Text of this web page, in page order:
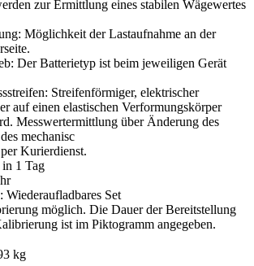
zur Ermittlung eines stabilen Wägewertes
Möglichkeit der Lastaufnahme an der
Der Batterietyp ist beim jeweiligen Gerät
Streifenförmiger, elektrischer
auf einen elastischen Verformungskörper
Messwertermittlung über Änderung des
mechanisc
Kurierdienst.
in 1 Tag
Set
möglich. Die Dauer der Bereitstellung
ist im Piktogramm angegeben.
kg